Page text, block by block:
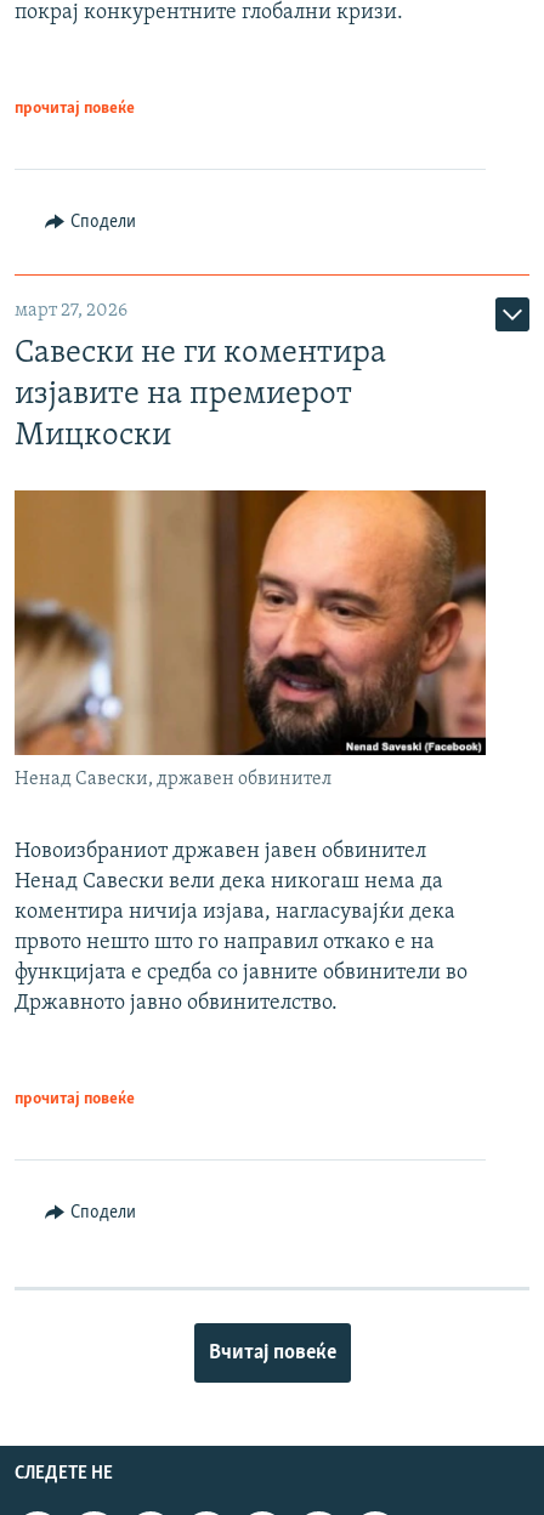
покрај конкурентните глобални кризи.
прочитај повеќе
Сподели
март 27, 2026
Савески не ги коментира
изјавите на премиерот
Мицкоски
Ненад Савески, државен обвинител
Новоизбраниот државен јавен обвинител
Ненад Савески вели дека никогаш нема да
коментира ничија изјава, нагласувајќи дека
првото нешто што го направил откако е на
функцијата е средба со јавните обвинители во
Државното јавно обвинителство.
прочитај повеќе
Сподели
Вчитај повеќе
СЛЕДЕТЕ НЕ